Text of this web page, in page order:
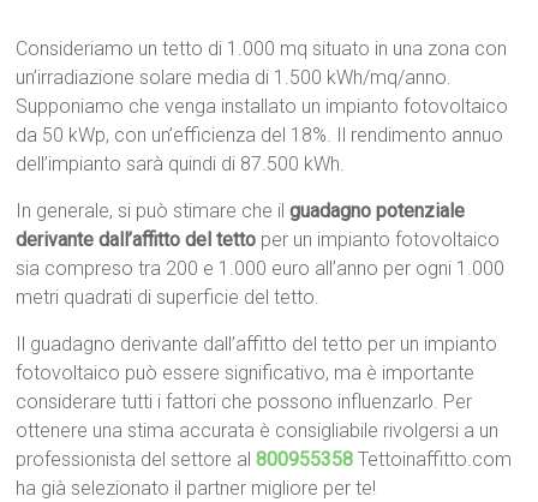
Consideriamo un tetto di 1.000 mq situato in una zona con
un’irradiazione solare media di 1.500 kWh/mq/anno.
Supponiamo che venga installato un impianto fotovoltaico
da 50 kWp, con un’efficienza del 18%. Il rendimento annuo
dell’impianto sarà quindi di 87.500 kWh.
In generale, si può stimare che ilguadagno potenziale
derivante dall’affitto del tetto per un impianto fotovoltaico
sia compreso tra 200 e 1.000 euro all’anno per ogni 1.000
metri quadrati di superficie del tetto.
Il guadagno derivante dall’affitto del tetto per un impianto
fotovoltaico può essere significativo, ma è importante
considerare tutti i fattori che possono influenzarlo. Per
ottenere una stima accurata è consigliabile rivolgersi a un
professionista del settore al800955358 Tettoinaffitto.com
ha già selezionato il partner migliore per te!